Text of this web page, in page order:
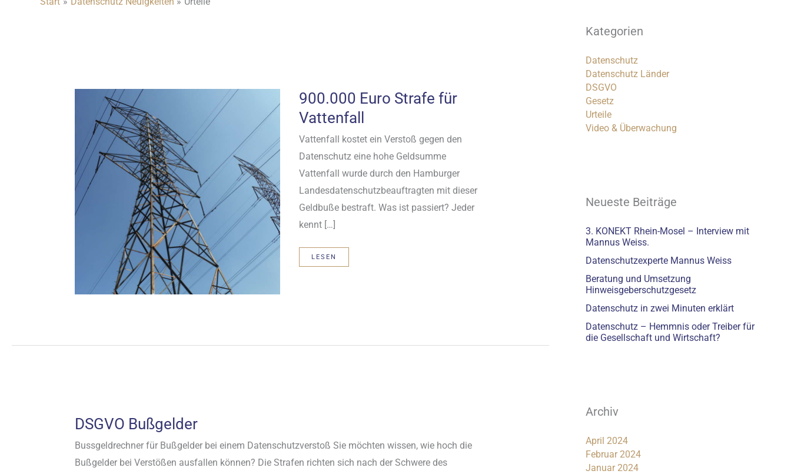
900.000 Euro Strafe für
Vattenfall
Vattenfall kostet ein Verstoß gegen den
Datenschutz eine hohe Geldsumme
Vattenfall wurde durch den Hamburger
Landesdatenschutzbeauftragten mit dieser
Geldbuße bestraft. Was ist passiert? Jeder
kennt […]
900.000
STRAFE
LESEN
DSGVO Bußgelder
Bussgeldrechner für Bußgelder bei einem Datenschutzverstoß Sie möchten wissen, wie hoch die
Bußgelder bei Verstößen ausfallen können? Die Strafen richten sich nach der Schwere des
Kategorien
Datenschutz
Datenschutz Länder
DSGVO
Gesetz
Urteile
Video & Überwachung
Neueste Beiträge
3. KONEKT Rhein-Mosel – Interview mit
Mannus Weiss.
Datenschutzexperte Mannus Weiss
Beratung und Umsetzung
Hinweisgeberschutzgesetz
Datenschutz in zwei Minuten erklärt
Datenschutz – Hemmnis oder Treiber für
die Gesellschaft und Wirtschaft?
Archiv
April 2024
Februar 2024
Januar 2024